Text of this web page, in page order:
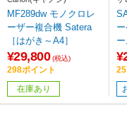
MF289dw モノクロレ
ーザー複合機 Satera
［はがき～A4］
¥29,800 (税込)
298ポイント
在庫あり